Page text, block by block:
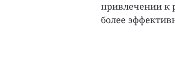
привлечении к
более